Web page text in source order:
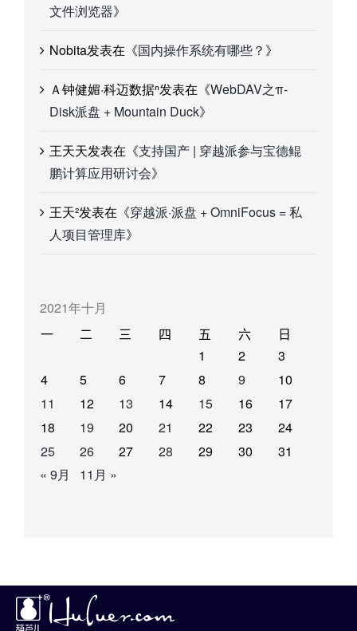
文件浏览器》
Nobita发表在《国内操作系统有哪些？ 》
Ａ钟健媚·科迈数据ⁿ发表在《WebDAV之π-
Disk派盘 + Mountain Duck》
王天天发表在《支持国产 | 穿越派参与宝德鲲
鹏计算应用研讨会》
王天²发表在《穿越派·派盘 + OmniFocus = 私
人项目管理库》
2021年十月
一 二 三 四 五 六 日
1 2
3
4
5 6 7 8 9
10
11
12 13 14 15 16
17
18
19 20 21 22 23
24
25
26 27 28 29 30
31
« 9月
11月 »